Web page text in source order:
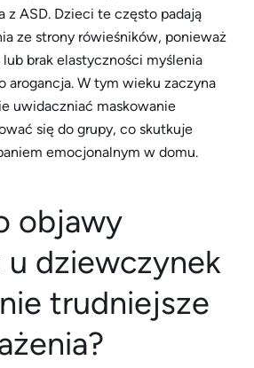
z ASD. Dzieci te często padają
ze strony rówieśników, ponieważ
brak elastyczności myślenia
arogancja. W tym wieku zaczyna
uwidaczniać maskowanie
się do grupy, co skutkuje
emocjonalnym w domu.
objawy
dziewczynek
trudniejsze